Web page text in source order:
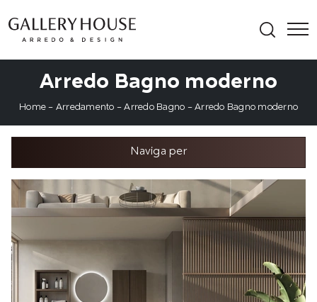
Arredo Bagno moderno
Home - Arredamento -Arredo Bagno - Arredo Bagno moderno
Naviga per